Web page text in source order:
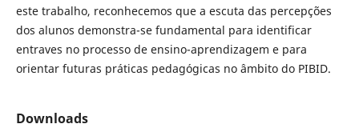
este trabalho, reconhecemos que a escuta das percepções
dos alunos demonstra-se fundamental para identificar
entraves no processo de ensino-aprendizagem e para
orientar futuras práticas pedagógicas no âmbito do PIBID.
Downloads